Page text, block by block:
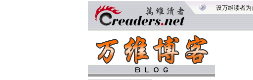
设万维读者为